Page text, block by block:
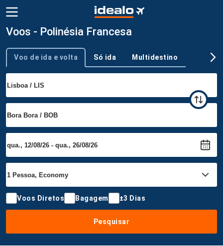
Voos - Polinésia Francesa
Tipo de viagem
Voo de ida e volta Só ida Multidestino
Voos Diretos Bagagem ±3 Dias
Pesquisar